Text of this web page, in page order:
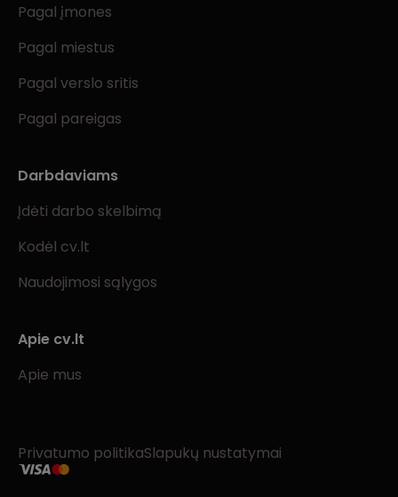
Pagal įmones
Pagal miestus
Pagal verslo sritis
Pagal pareigas
Darbdaviams
Įdėti darbo skelbimą
Kodėl cv.lt
Naudojimosi sąlygos
Apie cv.lt
Apie mus
Privatumo politikaSlapukų nustatymai